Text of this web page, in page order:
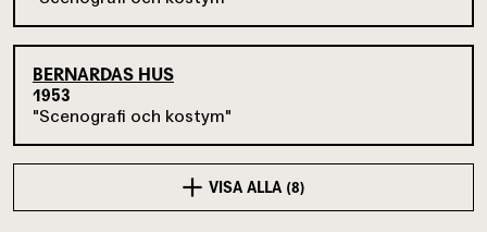
BERNARDAS HUS
1953
Scenografi och kostym
VISA ALLA (8)